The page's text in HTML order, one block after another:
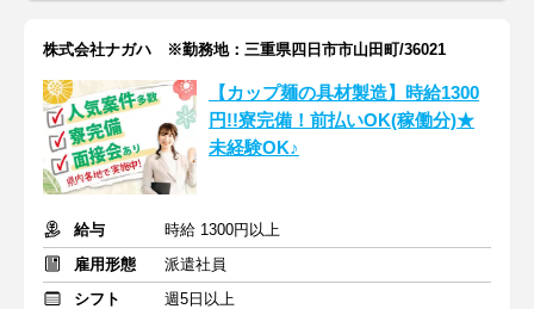
株式会社ナガハ ※勤務地：三重県四日市市山田町/36021
【カップ麺の具材製造】時給1300
円!!寮完備！前払いOK(稼働分)★
未経験OK♪
給与
時給 1300円以上
雇用形態
派遣社員
シフト
週5日以上